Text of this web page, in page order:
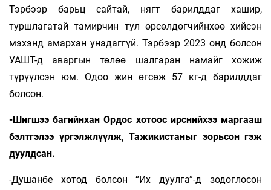
Тэрбээр барьц сайтай, нягт барилддаг хашир,
туршлагатай тамирчин тул өрсөлдөгчийнхөө хийсэн
мэхэнд амархан унадаггүй. Тэрбээр 2023 онд болсон
УАШТ-д аваргын төлөө шалгаран намайг хожиж
түрүүлсэн юм. Одоо жин өгсөж 57 кг-д барилддаг
болсон.
-Шигшээ багийнхан Ордос хотоос ирснийхээ маргааш
бэлтгэлээ үргэлжлүүлж, Тажикистаныг зорьсон гэж
дуулдсан.
-Душанбе хотод болсон “Их дуулга”-д зодоглосон